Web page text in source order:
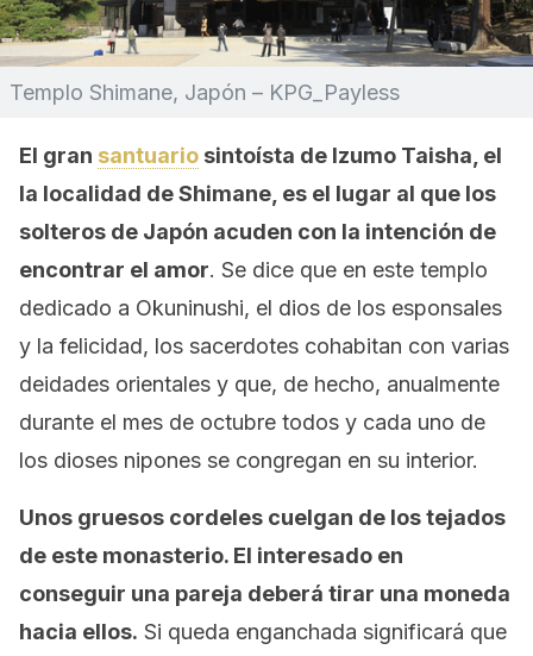
Templo Shimane, Japón – KPG_Payless
El gran santuario sintoísta de Izumo Taisha, el
la localidad de Shimane, es el lugar al que los
solteros de Japón acuden con la intención de
encontrar el amor. Se dice que en este templo
dedicado a Okuninushi, el dios de los esponsales
y la felicidad, los sacerdotes cohabitan con varias
deidades orientales y que, de hecho, anualmente
durante el mes de octubre todos y cada uno de
los dioses nipones se congregan en su interior.
Unos gruesos cordeles cuelgan de los tejados
de este monasterio. El interesado en
conseguir una pareja deberá tirar una moneda
hacia ellos. Si queda enganchada significará que